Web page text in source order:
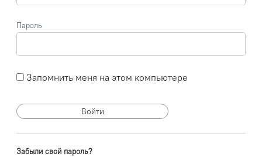
Пароль
Запомнить меня на этом компьютере
Забыли свой пароль?